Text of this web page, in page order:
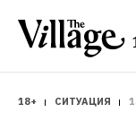
18+ СИТУАЦИЯ